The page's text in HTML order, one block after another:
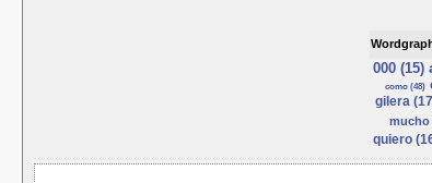
000 (15)
como (48)
gilera
mucho
quiero